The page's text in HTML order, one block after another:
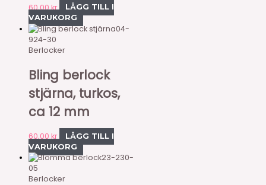
60,00kr
LÄGG TILL I
VARUKORG
04-
924-30
Berlocker
Bling berlock
stjärna, turkos,
ca 12 mm
60,00 kr
LÄGG TILL I
VARUKORG
23-230-
05
Berlocker